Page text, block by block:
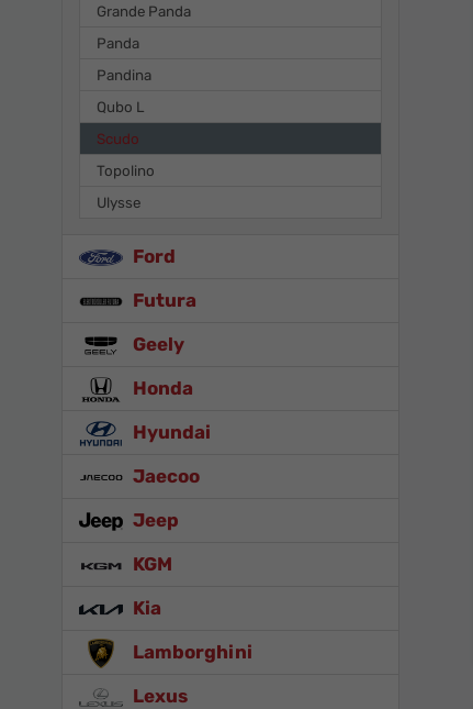
Grande Panda
Panda
Pandina
Qubo L
Scudo
Topolino
Ulysse
Ford
Futura
Geely
Honda
Hyundai
Jaecoo
Jeep
KGM
Kia
Lamborghini
Lexus